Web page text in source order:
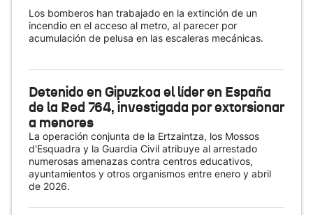
Los bomberos han trabajado en la extinción de un
incendio en el acceso al metro, al parecer por
acumulación de pelusa en las escaleras mecánicas.
Detenido en Gipuzkoa el líder en España
de la Red 764, investigada por extorsionar
a menores
La operación conjunta de la Ertzaintza, los Mossos
d'Esquadra y la Guardia Civil atribuye al arrestado
numerosas amenazas contra centros educativos,
ayuntamientos y otros organismos entre enero y abril
de 2026.